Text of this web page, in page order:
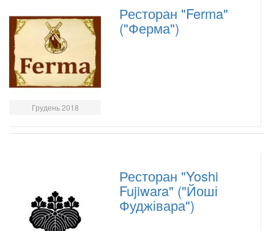
Грудень 2018
Ресторан "Ferma"
("Ферма")
Ресторан "Yoshi
Fujiwara" ("Йоші
Фуджівара")